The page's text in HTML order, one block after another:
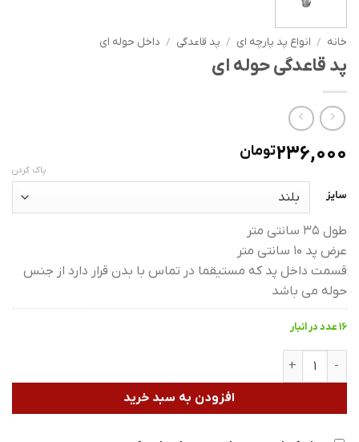
خانه / انواع پد پارچه ای / پد قاعدگی / داخل حوله ای
پد قاعدگی حوله ای
236,000تومان
سایز
پاک کردن
طول 35 سانتی متر
عرض پد 10 سانتی متر
قسمت داخل پد که مستیقما در تماس با بدن قرار دارد از جنس
حوله می باشد
16 عدد در انبار
پد قاعدگی حوله ای عدد
افزودن به سبد خرید